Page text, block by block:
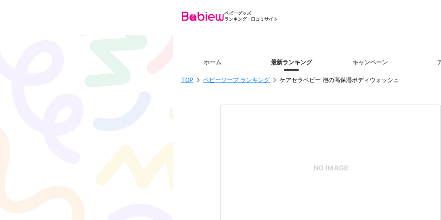
ベビーグッズ
ランキング・口コミサイト
ホーム 最新ランキング キャンペーン
TOP ベビーソープ ランキング ケアセラベビー 泡の高保湿ボディウォッシュ
NO IMAGE